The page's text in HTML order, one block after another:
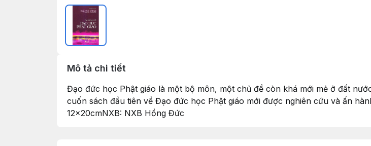
Mô tả chi tiết
Đạo đức học Phật giáo là một bộ môn, một chủ đề còn khá mới mẻ ở đất
cuốn sách đầu tiên về Đạo đức học Phật giáo mới được nghiên cứu và ấn
12x20cmNXB: NXB Hồng Đức